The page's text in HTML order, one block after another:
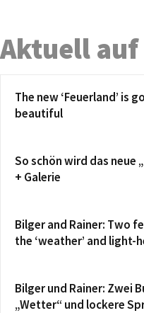
Aktuell auf
The new ‘Feuerland’ is
beautiful
So schön wird das neue
+ Galerie
Bilger and Rainer: Two
the ‘weather’ and light-
Bilger und Rainer: Zwei
„Wetter“ und lockere